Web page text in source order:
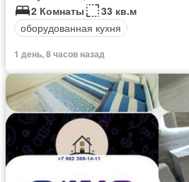
2 Комнаты
33 кв.м
оборудованная кухня
1 день, 8 часов назад